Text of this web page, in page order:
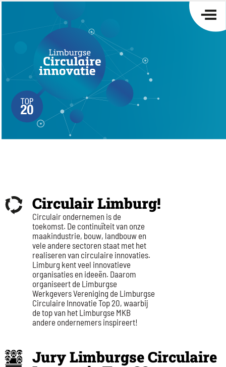
Circulair Limburg!
Circulair ondernemen is de
toekomst. De continuïteit van onze
maakindustrie, bouw, landbouw en
vele andere sectoren staat met het
realiseren van circulaire innovaties.
Limburg kent veel innovatieve
organisaties en ideeën. Daarom
organiseert de Limburgse
Werkgevers Vereniging de Limburgse
Circulaire Innovatie Top 20, waarbij
de top van het Limburgse MKB
andere ondernemers inspireert!
Jury Limburgse Circulaire